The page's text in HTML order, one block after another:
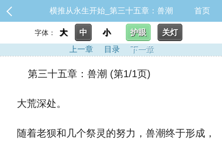
横推从永生开始_第三十五章：兽潮 首页
字体： 大 中 小 护眼
关灯
上一章
目录 下一章
第三十五章：兽潮 (第1/1页)
大荒深处。
随着老狈和几个祭灵的努力，兽潮终于形成，